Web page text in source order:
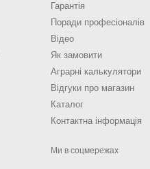
Гарантія
Поради професіоналів
Відео
Як замовити
Аграрні калькулятори
Відгуки про магазин
Каталог
Контактна інформація
Ми в соцмережах